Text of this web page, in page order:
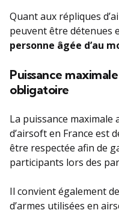
Quant aux répliques
peuvent être détenues
personne âgée d’au
Puissance
obligatoire
La puissance
d’airsoft en France est
être respectée afin de
participants lors des
Il convient également
d’armes utilisées en